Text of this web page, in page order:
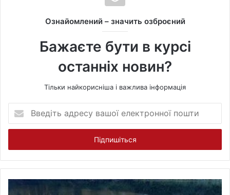
i
e
Ознайомлений – значить озброєний
Бажаєте бути в курсі
останніх новин?
Тільки найкорисніша і важлива інформація
е
і
т